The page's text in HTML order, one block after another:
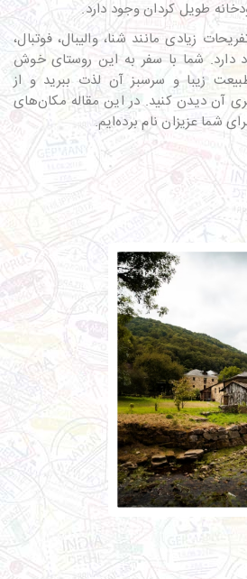
طویل کردان وجود دارد.
زیادی مانند شنا، والیبال، فوتبال،
دارد. شما با سفر به این روستای خوش
زیبا و سرسبز آن لذت ببرید و از
آن دیدن کنید. در این مقاله مکان‌های
شما عزیزان نام برده‌ایم.